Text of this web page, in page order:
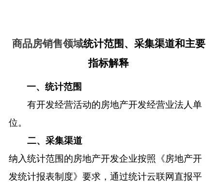
商品房销售领域统计范围、采集渠道和主要
指标解释
一、统计范围
有开发经营活动的房地产开发经营业法人单
位。
二、采集渠道
纳入统计范围的房地产开发企业按照《房地产开
发统计报表制度》要求，通过统计云联网直报平